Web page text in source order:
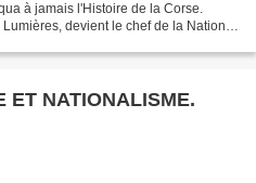
à jamais l'Histoire de la Corse.
devient le chef de la Nation
ET NATIONALISME.